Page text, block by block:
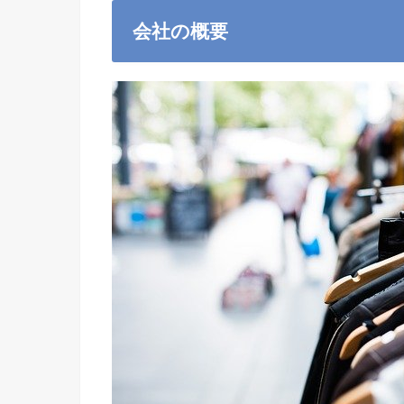
会社の概要